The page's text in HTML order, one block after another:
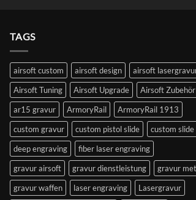
TAGS
airsoft custom airsoft design
airsoft
Airsoft Tuning
Airsoft Upgrade
Airsoft Zubehör
ar15 gravur
ArmoryRail
ArmoryRail 1913
custom gravur
custom pistol slide
custom slide
deep engraving
fiber laser engraving
gravur airsoft
gravur dienstleistung
gravur
gravur waffen
laser engraving
Lasergravur